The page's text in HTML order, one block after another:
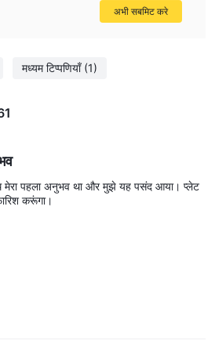
मध्यम टिप्पणियाँ (1)
पहला अनुभव था और मुझे यह पसंद आया। प्लेट
करूंगा।
अभी सबमिट करे